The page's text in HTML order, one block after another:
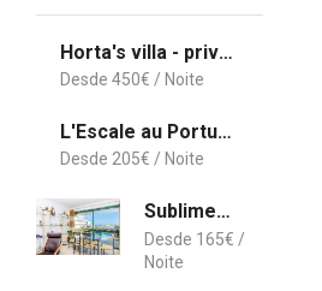
Horta's villa - private heatable Pool
450€
L'Escale au Portugal Villa-B&B-Spa
205€
Sublime Vilamoura Aquamar 106 by JG Apartments
165€